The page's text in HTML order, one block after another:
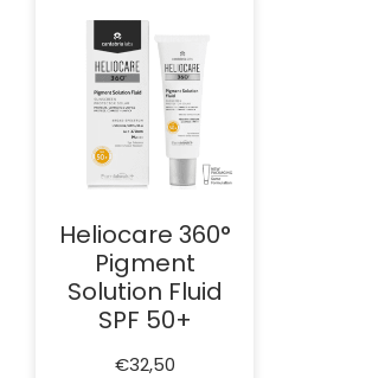
Heliocare 360°
Pigment
Solution Fluid
SPF 50+
€32,50